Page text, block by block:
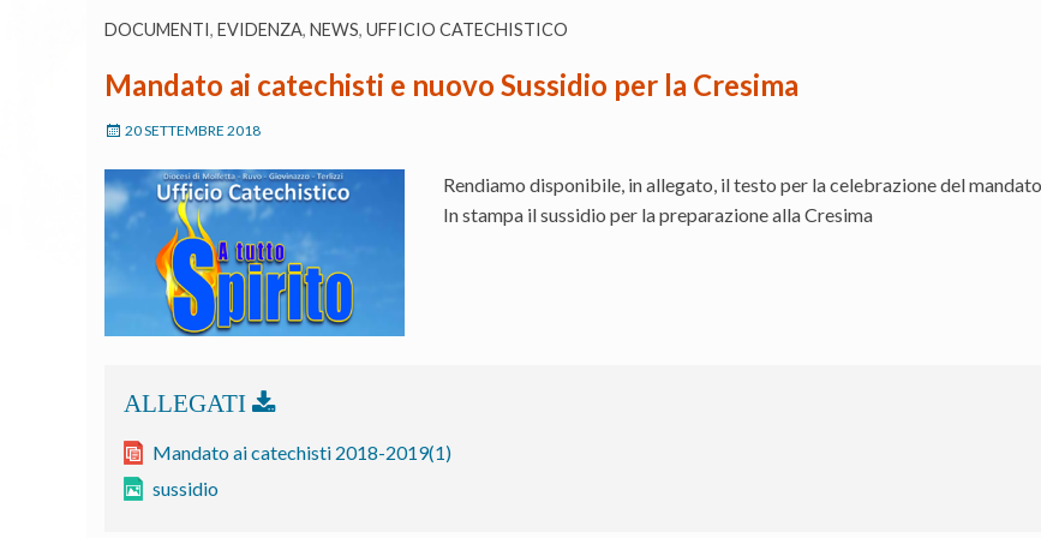
DOCUMENTI, EVIDENZA, NEWS, UFFICIO CATECHISTICO
Mandato ai catechisti e nuovo Sussidio per la Cresima
20 SETTEMBRE 2018
Rendiamo disponibile, in allegato, il testo per la celebrazione del
In stampa il sussidio per la preparazione alla Cresima
Mandato ai catechisti 2018-2019(1)
sussidio